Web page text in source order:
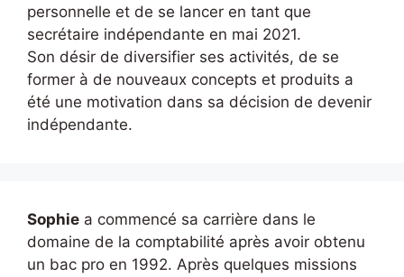
personnelle et de se lancer en tant que
secrétaire indépendante en mai 2021.
Son désir de diversifier ses activités, de se
former à de nouveaux concepts et produits a
été une motivation dans sa décision de devenir
indépendante.
Sophie a commencé sa carrière dans le
domaine de la comptabilité après avoir obtenu
un bac pro en 1992. Après quelques missions